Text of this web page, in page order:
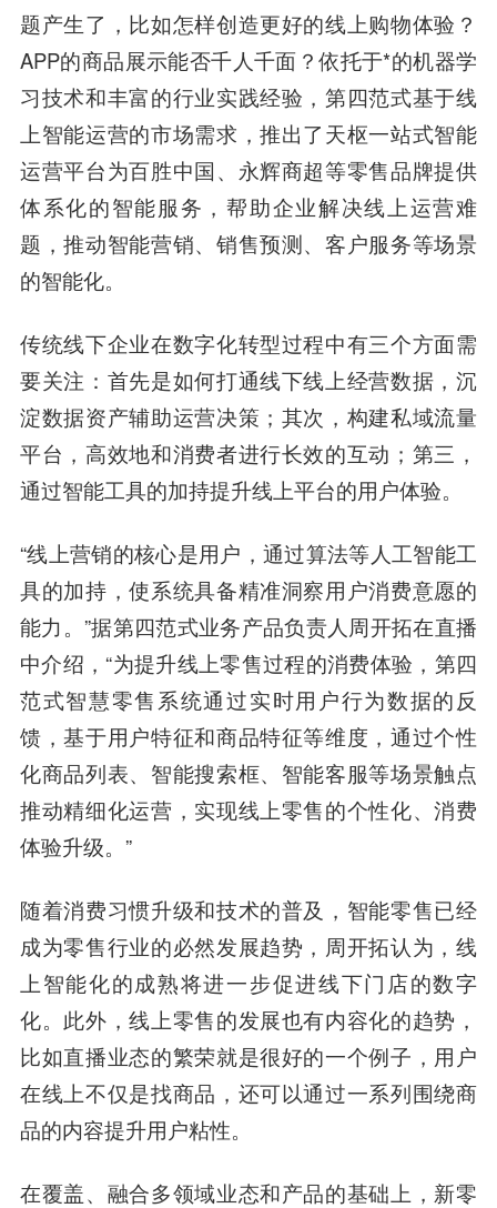
题产生了，比如怎样创造更好的线上购物体验？
APP的商品展示能否千人千面？依托于*的机器学
习技术和丰富的行业实践经验，第四范式基于线
上智能运营的市场需求，推出了天枢一站式智能
运营平台为百胜中国、永辉商超等零售品牌提供
体系化的智能服务，帮助企业解决线上运营难
题，推动智能营销、销售预测、客户服务等场景
的智能化。
传统线下企业在数字化转型过程中有三个方面需
要关注：首先是如何打通线下线上经营数据，沉
淀数据资产辅助运营决策；其次，构建私域流量
平台，高效地和消费者进行长效的互动；第三，
通过智能工具的加持提升线上平台的用户体验。
“线上营销的核心是用户，通过算法等人工智能工
具的加持，使系统具备精准洞察用户消费意愿的
能力。 ”据第四范式业务产品负责人周开拓在直播
中介绍，“为提升线上零售过程的消费体验，第四
范式智慧零售系统通过实时用户行为数据的反
馈，基于用户特征和商品特征等维度，通过个性
化商品列表、智能搜索框、智能客服等场景触点
推动精细化运营，实现线上零售的个性化、消费
体验升级。 ”
随着消费习惯升级和技术的普及，智能零售已经
成为零售行业的必然发展趋势，周开拓认为，线
上智能化的成熟将进一步促进线下门店的数字
化。此外，线上零售的发展也有内容化的趋势，
比如直播业态的繁荣就是很好的一个例子，用户
在线上不仅是找商品，还可以通过一系列围绕商
品的内容提升用户粘性。
在覆盖、融合多领域业态和产品的基础上，新零